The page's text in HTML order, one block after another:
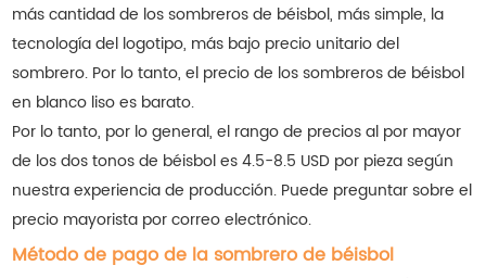
más cantidad de los sombreros de béisbol, más simple, la
tecnología del logotipo, más bajo precio unitario del
sombrero. Por lo tanto, el precio de los sombreros de béisbol
en blanco liso es barato.
Por lo tanto, por lo general, el rango de precios al por mayor
de los dos tonos de béisbol es 4.5-8.5 USD por pieza según
nuestra experiencia de producción. Puede preguntar sobre el
precio mayorista por correo electrónico.
Método de pago de la sombrero de béisbol